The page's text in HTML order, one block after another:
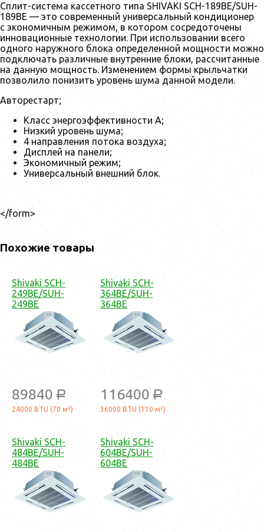
Сплит-система кассетного типа SHIVAKI SСH-189BE/SUH-
189BE — это современный универсальный кондиционер
с экономичным режимом, в котором сосредоточены
инновационные технологии. При использовании всего
одного наружного блока определенной мощности можно
подключать различные внутренние блоки, рассчитанные
на данную мощность. Изменением формы крыльчатки
позволило понизить уровень шума данной модели.
Авторестарт;
Класс энергоэффективности А;
Низкий уровень шума;
4 направления потока воздуха;
Дисплей на панели;
Экономичный режим;
Универсальный внешний блок.
</form>
Похожие товары
Shivaki SCH-
249BE/SUH-
249BE
89840 a
24000 BTU (70 м²)
Shivaki SCH-
364BE/SUH-
364BE
116400 a
36000 BTU (110 м²)
Shivaki SCH-
484BE/SUH-
484BE
Shivaki SCH-
604BE/SUH-
604BE